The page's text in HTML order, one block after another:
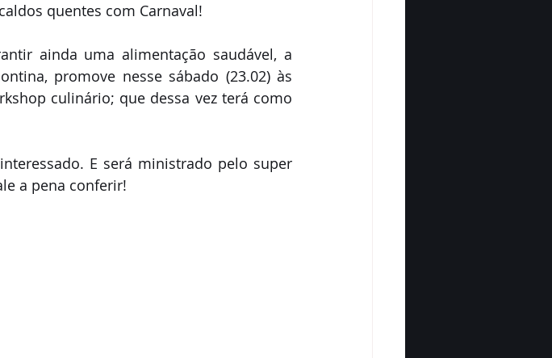
quentes com Carnaval!
ainda uma alimentação saudável, a
promove nesse sábado (23.02) às
culinário; que dessa vez terá como
E será ministrado pelo super
a pena conferir!